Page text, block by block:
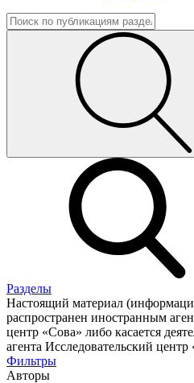
Разделы
Настоящий материал
распространен иностранным
центр «Сова» либо касается
агента Исследовательский центр
Фильтры
Авторы